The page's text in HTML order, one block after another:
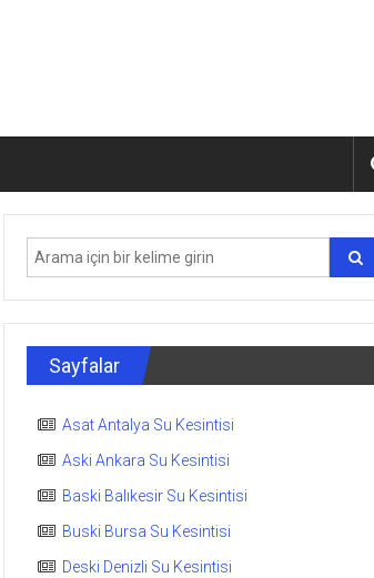
Sayfalar
Asat Antalya Su Kesintisi
Aski Ankara Su Kesintisi
Baski Balıkesir Su Kesintisi
Buski Bursa Su Kesintisi
Deski Denizli Su Kesintisi